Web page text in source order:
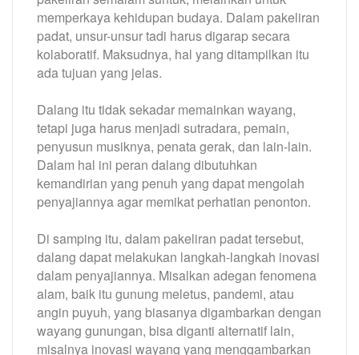
memperkaya kehidupan budaya. Dalam pakeliran
padat, unsur-unsur tadi harus digarap secara
kolaboratif. Maksudnya, hal yang ditampilkan itu
ada tujuan yang jelas.
Dalang itu tidak sekadar memainkan wayang,
tetapi juga harus menjadi sutradara, pemain,
penyusun musiknya, penata gerak, dan lain-lain.
Dalam hal ini peran dalang dibutuhkan
kemandirian yang penuh yang dapat mengolah
penyajiannya agar memikat perhatian penonton.
Di samping itu, dalam pakeliran padat tersebut,
dalang dapat melakukan langkah-langkah inovasi
dalam penyajiannya. Misalkan adegan fenomena
alam, baik itu gunung meletus, pandemi, atau
angin puyuh, yang biasanya digambarkan dengan
wayang gunungan, bisa diganti alternatif lain,
misalnya inovasi wayang yang menggambarkan